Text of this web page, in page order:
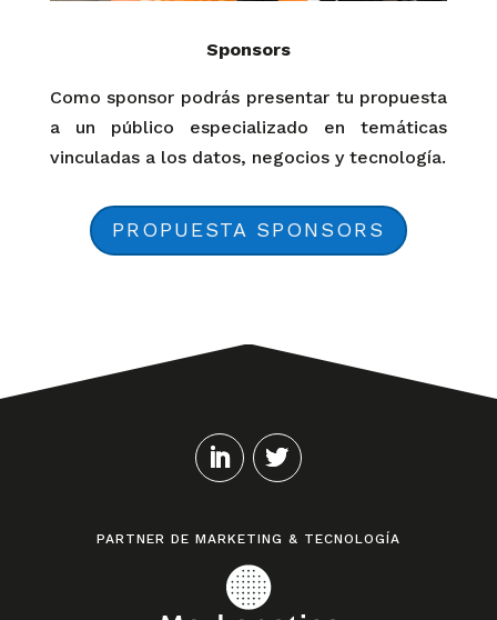
Sponsors
Como sponsor podrás presentar tu propuesta
a un público especializado en temáticas
vinculadas a los datos, negocios y tecnología.
PROPUESTA SPONSORS
PARTNER DE MARKETING & TECNOLOGÍA